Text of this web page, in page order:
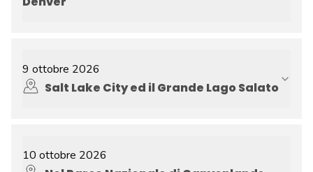
9 ottobre 2026
Salt Lake City ed il Grande Lago Salato
10 ottobre 2026